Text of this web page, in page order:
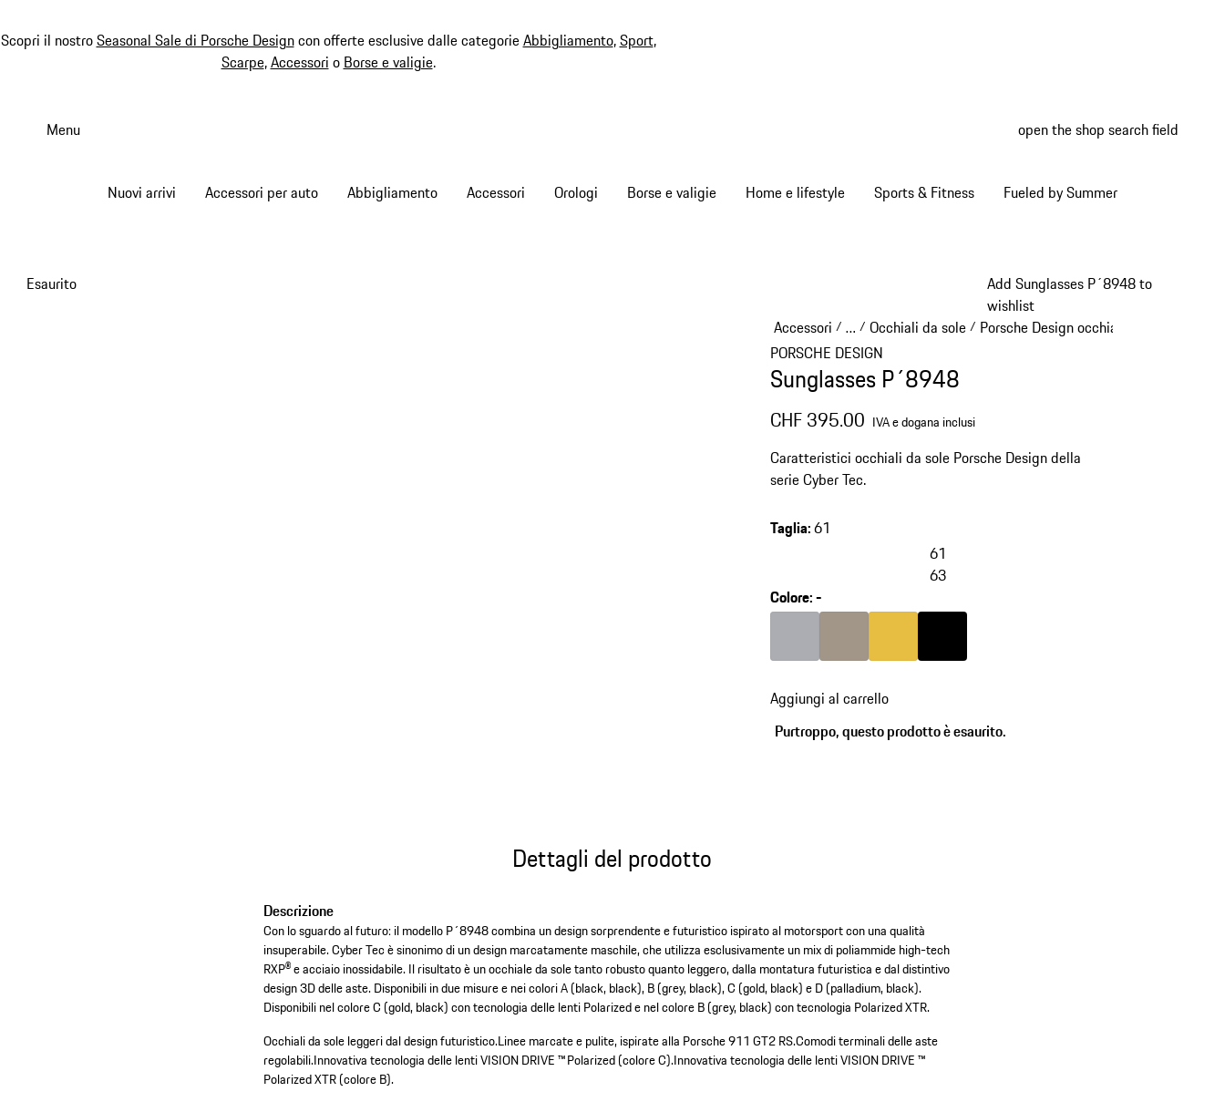
Scopri il nostroSeasonal Sale di Porsche Designcon offerte esclusive dalle categorieAbbigliamento,Sport,
Scarpe,Accessori o Borse e valigie.
Menu open the shop search field
Nuovi arrivi Accessori per auto Abbigliamento Accessori Orologi Borse e valigie Home e lifestyle Sports & Fitness Fueled by Summer
Add Sunglasses P´8948 to
wishlist
Esaurito
Accessori / …
Reveal collapsed breadcrumb items
/ Occhiali da sole/ Porsche Design occhiali da sole
PORSCHE DESIGN
Sunglasses P´8948
CHF 395.00 IVA e dogana inclusi
Caratteristici occhiali da sole Porsche Design della
serie Cyber Tec.
Taglia:61
61
63
Colore:-
Aggiungi al carrello
Purtroppo, questo prodotto è esaurito.
Dettagli del prodotto
Descrizione
Con lo sguardo al futuro: il modello P´8948 combina un design sorprendente e futuristico ispirato al motorsport con una qualità
insuperabile. Cyber Tec è sinonimo di un design marcatamente maschile, che utilizza esclusivamente un mix di poliammide high-tech
RXP® e acciaio inossidabile. Il risultato è un occhiale da sole tanto robusto quanto leggero, dalla montatura futuristica e dal distintivo
design 3D delle aste. Disponibili in due misure e nei colori A (black, black), B (grey, black), C (gold, black) e D (palladium, black).
Disponibili nel colore C (gold, black) con tecnologia delle lenti Polarized e nel colore B (grey, black) con tecnologia Polarized XTR.
Occhiali da sole leggeri dal design futuristico.Linee marcate e pulite, ispirate alla Porsche 911 GT2 RS.Comodi terminali delle aste
regolabili.Innovativa tecnologia delle lenti VISION DRIVE ™ Polarized (colore C).Innovativa tecnologia delle lenti VISION DRIVE ™
Polarized XTR (colore B).